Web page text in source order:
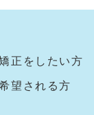
正をしたい方
望される方